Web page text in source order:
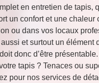
en entretien de tapis,
un confort et une chaleur
ou dans vos locaux
et surtout un élément
donc d’être
tapis ? Tenaces ou
pour nos services de